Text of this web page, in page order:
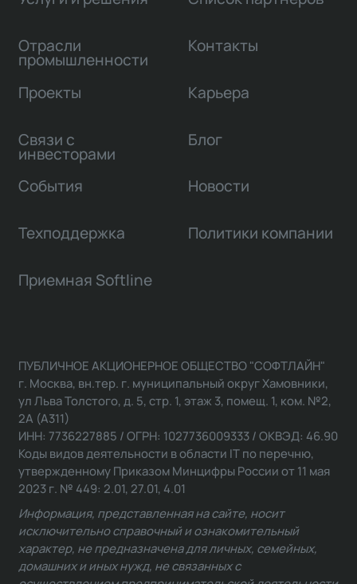
Отрасли
промышленности
Проекты
Связи с
инвесторами
Контакты
Карьера
Блог
События Новости
Техподдержка Политики компании
Приемная Softline
ПУБЛИЧНОЕ АКЦИОНЕРНОЕ ОБЩЕСТВО "СОФТЛАЙН"
г. Москва, вн.тер. г. муниципальный округ Хамовники,
ул Льва Толстого, д. 5, стр. 1, этаж 3, помещ. 1, ком. №2,
2А (А311)
ИНН: 7736227885 / ОГРН: 1027736009333 / ОКВЭД: 46.90
Коды видов деятельности в области IT по перечню,
утвержденному Приказом Минцифры России от 11 мая
2023 г. № 449: 2.01, 27.01, 4.01
Информация, представленная на сайте, носит
исключительно справочный и ознакомительный
характер, не предназначена для личных, семейных,
домашних и иных нужд, не связанных с